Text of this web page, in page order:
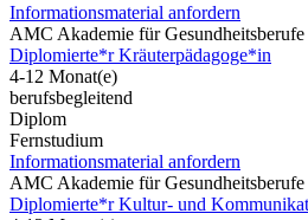
Informationsmaterial anfordern
AMC Akademie für Gesundheitsberufe
Diplomierte*r Kräuterpädagoge*in
4-12 Monat(e)
berufsbegleitend
Diplom
Fernstudium
Informationsmaterial anfordern
AMC Akademie für Gesundheitsberufe
Diplomierte*r Kultur- und